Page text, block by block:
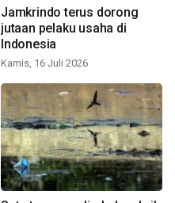
Jamkrindo terus dorong
jutaan pelaku usaha di
Indonesia
Kamis, 16 Juli 2026